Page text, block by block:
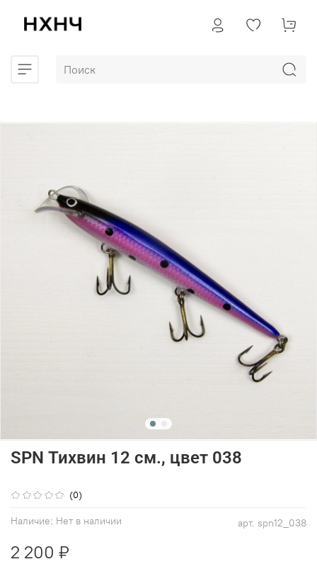
(0)
арт. spn12_038
Наличие: Нет в наличии
SPN Тихвин 12 см., цвет 038
2 200 ₽